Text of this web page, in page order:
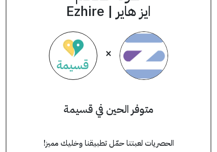
ايز هاير | Ezhire
×
متوفر الحين في قسيمة
الحصريات لعبتنا حمّل تطبيقنا وخليك مميز!